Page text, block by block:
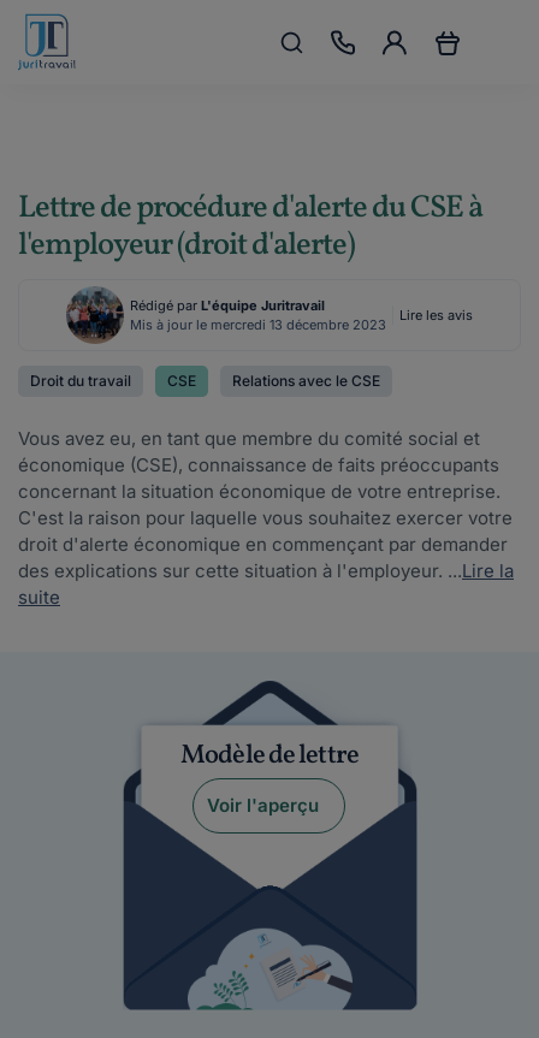
Modèle de lettre
Voir l'aperçu
Lettre de procédure d'alerte du CSE à
l'employeur (droit d'alerte)
Rédigé par L'équipe Juritravail
Mis à jour le mercredi 13 décembre 2023
Lire les avis
Droit du travail CSE Relations avec le CSE
Vous avez eu, en tant que membre du comité social et
économique (CSE), connaissance de faits préoccupants
concernant la situation économique de votre entreprise.
C'est la raison pour laquelle vous souhaitez exercer votre
droit d'alerte économique en commençant par demander
des explications sur cette situation à l'employeur. ...Lire la
suite